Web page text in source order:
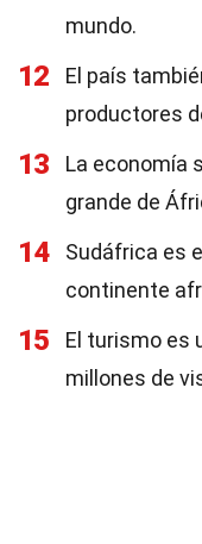
mundo.
12
El país
productores
13
La economía
grande de
14
Sudáfrica es
continente
15
El turismo es
millones de